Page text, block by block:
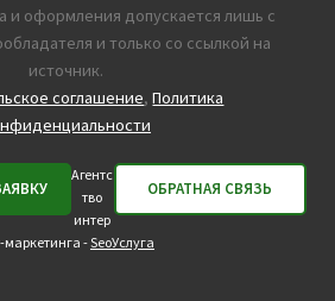
и оформления допускается лишь с
и только со ссылкой на
источник.
соглашение,Политика
Агентс
тво
интер
маркетинга -SeoУслуга